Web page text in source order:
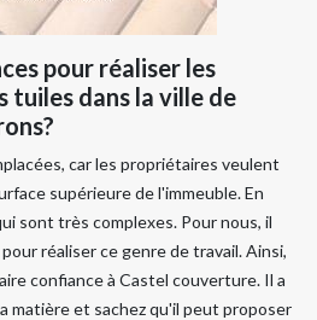
pour réaliser les
tuiles dans la ville de
car les propriétaires veulent
supérieure de l'immeuble. En
sont très complexes. Pour nous, il
réaliser ce genre de travail. Ainsi,
confiance à Castel couverture. Il a
matière et sachez qu'il peut proposer